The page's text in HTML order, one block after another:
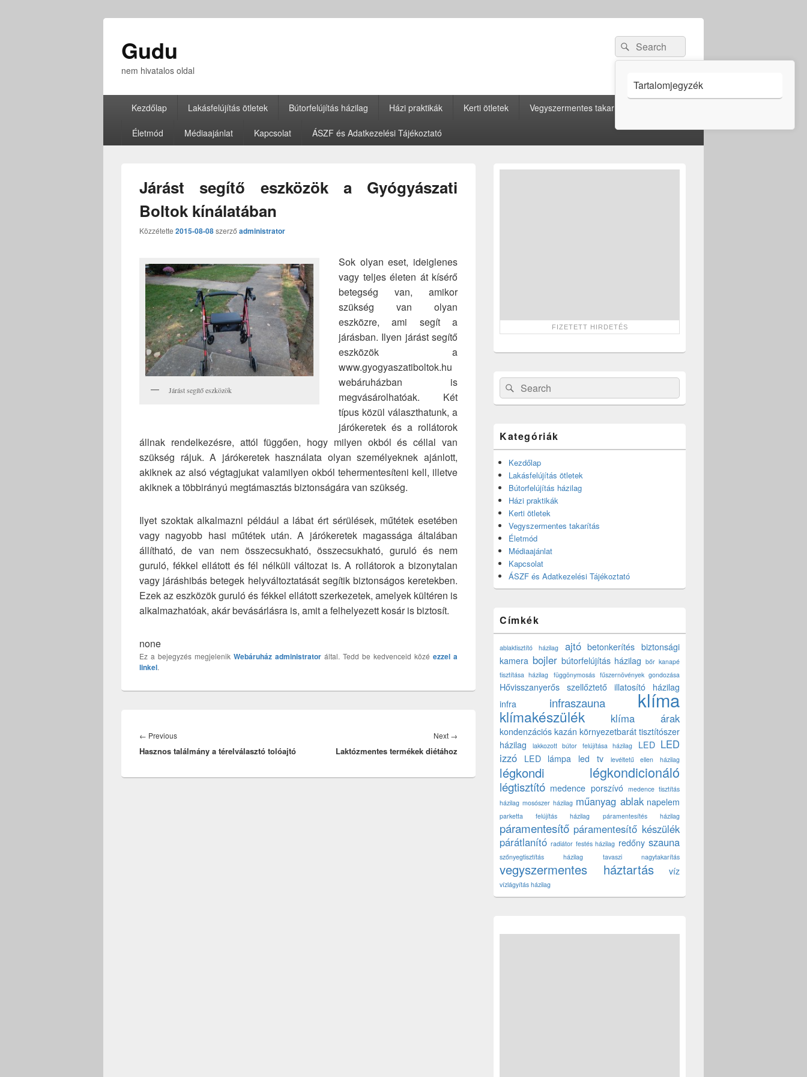
Gudu
nem hivatalos oldal
Search
for:
Search
Kezdőlap Lakásfelújítás ötletek Bútorfelújítás házilag Házi praktikák Kerti ötletek Vegyszermentes takarítás
Életmód Médiaajánlat Kapcsolat ÁSZF és Adatkezelési Tájékoztató
Járást segítő eszközök a Gyógyászati
Boltok kínálatában
Közzétette 2015-08-08szerző administrator
Járást segítő eszközök
Sok olyan eset, ideiglenes
vagy teljes életen át kísérő
betegség van, amikor
szükség van olyan
eszközre, ami segít a
járásban. Ilyen járást segítő
eszközök a
www.gyogyaszatiboltok.hu
webáruházban is
megvásárolhatóak. Két
típus közül választhatunk, a
járókeretek és a rollátorok
állnak rendelkezésre, attól függően, hogy milyen okból és céllal van
szükség rájuk. A járókeretek használata olyan személyeknek ajánlott,
akiknek az alsó végtagjukat valamilyen okból tehermentesíteni kell, illetve
akiknek a többirányú megtámasztás biztonságára van szükség.
Ilyet szoktak alkalmazni például a lábat ért sérülések, műtétek esetében
vagy nagyobb hasi műtétek után. A járókeretek magassága általában
állítható, de van nem összecsukható, összecsukható, guruló és nem
guruló, fékkel ellátott és fél nélküli változat is. A rollátorok a bizonytalan
vagy járáshibás betegek helyváltoztatását segítik biztonságos keretekben.
Ezek az eszközök guruló és fékkel ellátott szerkezetek, amelyek kültéren is
alkalmazhatóak, akár bevásárlásra is, amit a felhelyezett kosár is biztosít.
none
Ez a bejegyzés megjelenik Webáruház administrator által. Tedd be kedvenceid közé ezzel a
linkel.
navigáció
← PreviousPrevious
post:
Hasznos találmány a térelválasztó tolóajtó
Next →
Laktózmentes termékek diétához
Primary
Search
for:
Search
Kategóriák
Kezdőlap
Lakásfelújítás ötletek
Bútorfelújítás házilag
Házi praktikák
Kerti ötletek
Vegyszermentes takarítás
Életmód
Médiaajánlat
Kapcsolat
ÁSZF és Adatkezelési Tájékoztató
Címkék
ablaktisztító házilag ajtó betonkerítés biztonsági
kamera bojler bútorfelújítás házilag bőr kanapé
tisztítása házilag függönymosás fűszernövények gondozása
Hővisszanyerős szellőztető illatosító házilag
infra
infraszauna klíma
klímakészülék klíma árak
kondenzációs kazán környezetbarát tisztítószer
házilag
lakkozott bútor felújítása házilag LED LED
izzó
LED lámpa led tv levéltetű ellen házilag
légkondi légkondicionáló
légtisztító medence porszívó medence tisztítás
házilag mosószer házilag műanyag ablak napelem
parketta felújítás házilag páramentesítés házilag
páramentesítő páramentesítő készülék
párátlanító radiátor festés házilag redőny szauna
szőnyegtisztítás házilag tavaszi nagytakarítás
vegyszermentes háztartás víz
vízlágyítás házilag
Tartalomjegyzék